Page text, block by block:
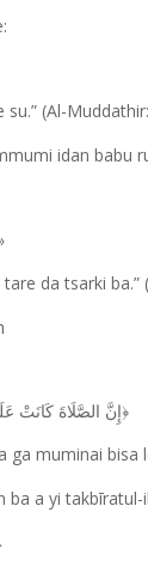
(Al-
idan babu
da tsarki ba.”
﴿إِنَّ الصَّلَاةَ كَانَتْ
muminai bisa
ba a yi